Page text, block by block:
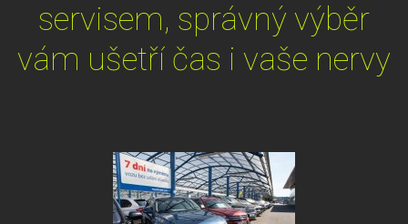
servisem, správný výběr
vám ušetří čas i vaše nervy